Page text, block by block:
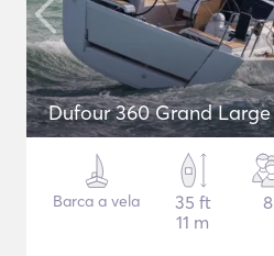
Dufour 360 Grand Large
Barca a vela
35 ft
11 m
8